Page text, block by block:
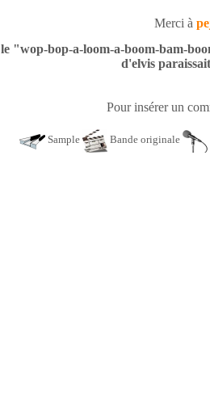
Merci à
le "wop-bop-a-loom-a-boom-bam-
d'elvis
Pour insérer un
Sample Bande originale